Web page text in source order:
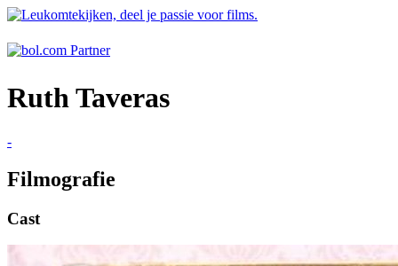
Ruth Taveras
-
Filmografie
Cast